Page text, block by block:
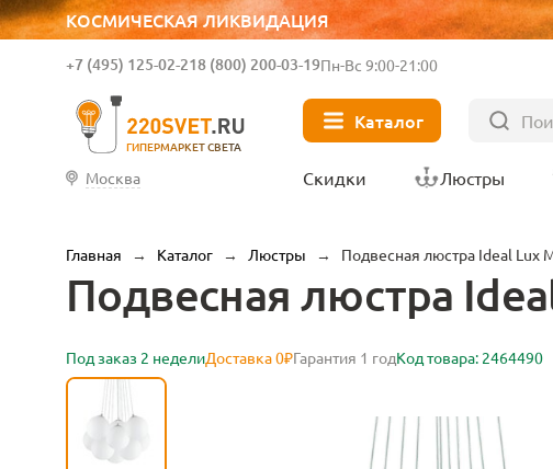
КОСМИЧЕСКАЯ ЛИКВИДАЦИЯ
ГИПЕРМАРКЕТ СВЕТА
+7 (495) 125-02-218 (800) 200-03-19Пн-Вс 9:00-21:00
Каталог
Москва Скидки Люстры
Главная → Каталог → Люстры → Подвесная люстра Ideal Lux
Подвесная люстра
Под заказ 2 неделиДоставка 0₽Гарантия 1 годКод товара: 2464490